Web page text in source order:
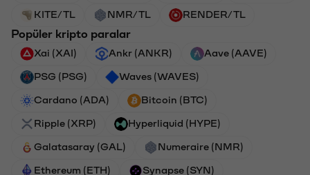
KITE/TL NMR/TL RENDER/TL
Popüler kripto paralar
Xai (XAI) Ankr (ANKR) Aave (AAVE)
PSG (PSG) Waves (WAVES)
Cardano (ADA) Bitcoin (BTC)
Ripple (XRP) Hyperliquid (HYPE)
Galatasaray (GAL) Numeraire (NMR)
Ethereum (ETH) Synapse (SYN)